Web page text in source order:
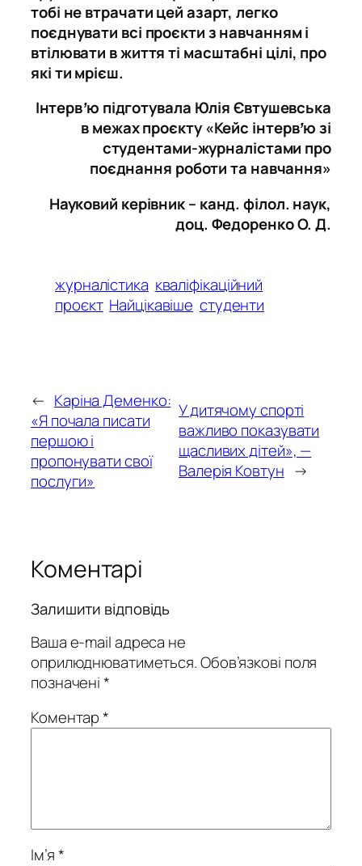
тобі не втрачати цей азарт, легко
поєднувати всі проєкти з навчанням і
втілювати в життя ті масштабні цілі, про
які ти мрієш.
Інтервʼю підготувала Юлія Євтушевська
в межах проєкту «Кейс інтервʼю зі
студентами-журналістами про
поєднання роботи та навчання»
Науковий керівник – канд. філол. наук,
доц. Федоренко О. Д.
журналістика кваліфікаційний
проєкт Найцікавіше студенти
← Каріна Деменко:
«Я почала писати
першою і
пропонувати свої
послуги»
У дитячому спорті
важливо показувати
щасливих дітей», —
Валерія Ковтун →
Коментарі
Залишити відповідь
Ваша e-mail адреса не
оприлюднюватиметься.Обов’язкові поля
позначені*
Коментар*
Ім’я*